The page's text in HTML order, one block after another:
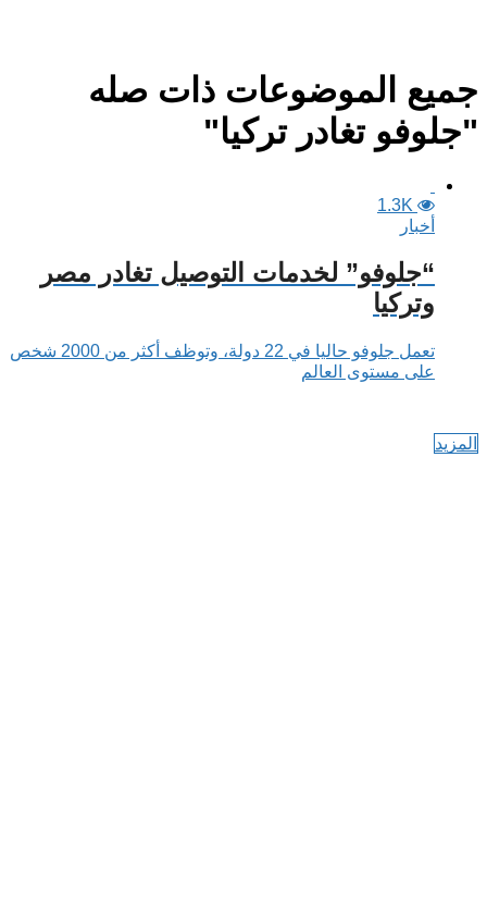
جميع الموضوعات ذات صله
"جلوفو تغادر تركيا"
1.3K
أخبار
“جلوفو” لخدمات التوصيل تغادر مصر
وتركيا
تعمل جلوفو حاليا في 22 دولة، وتوظف أكثر من 2000 شخص
على مستوى العالم
المزيد